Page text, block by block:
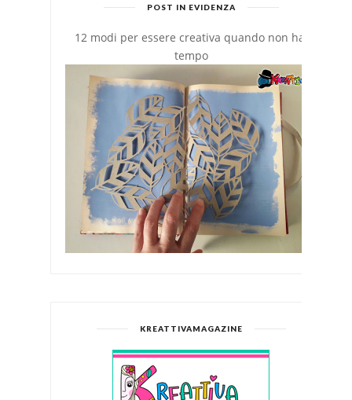
POST IN EVIDENZA
12 modi per essere creativa quando non hai
tempo
KREATTIVAMAGAZINE